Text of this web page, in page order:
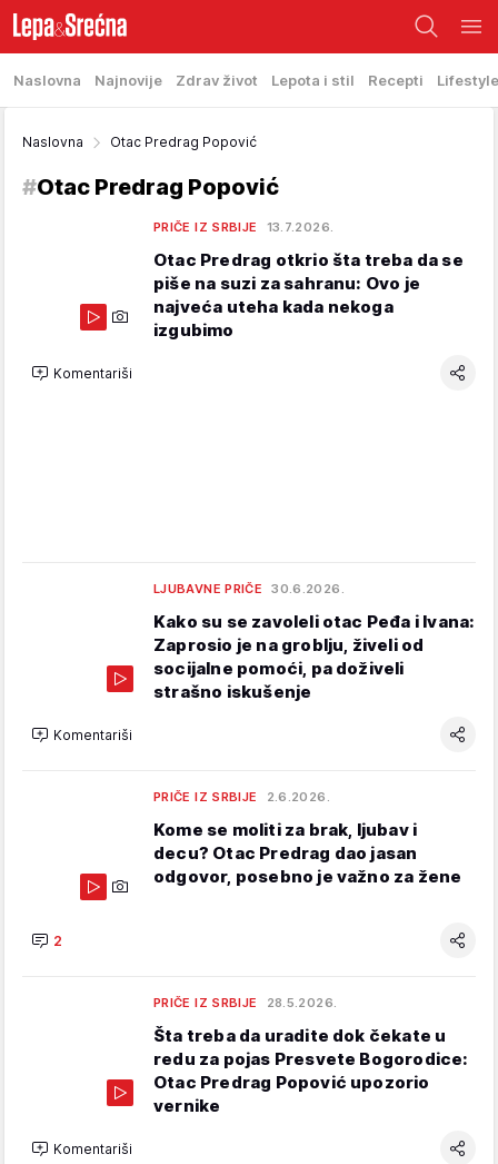
Naslovna Najnovije Zdrav život Lepota i stil Recepti Lifestyle
Naslovna Otac Predrag Popović
#Otac Predrag Popović
PRIČE IZ SRBIJE 13.7.2026.
Otac Predrag otkrio šta treba da se
piše na suzi za sahranu: Ovo je
najveća uteha kada nekoga
izgubimo
Komentariši
LJUBAVNE PRIČE 30.6.2026.
Kako su se zavoleli otac Peđa i Ivana:
Zaprosio je na groblju, živeli od
socijalne pomoći, pa doživeli
strašno iskušenje
Komentariši
PRIČE IZ SRBIJE 2.6.2026.
Kome se moliti za brak, ljubav i
decu? Otac Predrag dao jasan
odgovor, posebno je važno za žene
2
PRIČE IZ SRBIJE 28.5.2026.
Šta treba da uradite dok čekate u
redu za pojas Presvete Bogorodice:
Otac Predrag Popović upozorio
vernike
Komentariši